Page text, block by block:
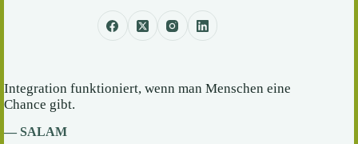
Integration funktioniert, wenn man Menschen eine
Chance gibt.
— SALAM